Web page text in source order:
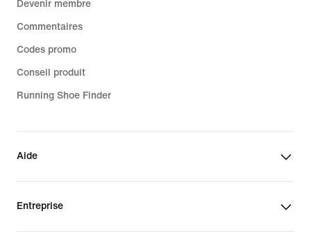
Devenir membre
Commentaires
Codes promo
Conseil produit
Running Shoe Finder
Aide
Entreprise